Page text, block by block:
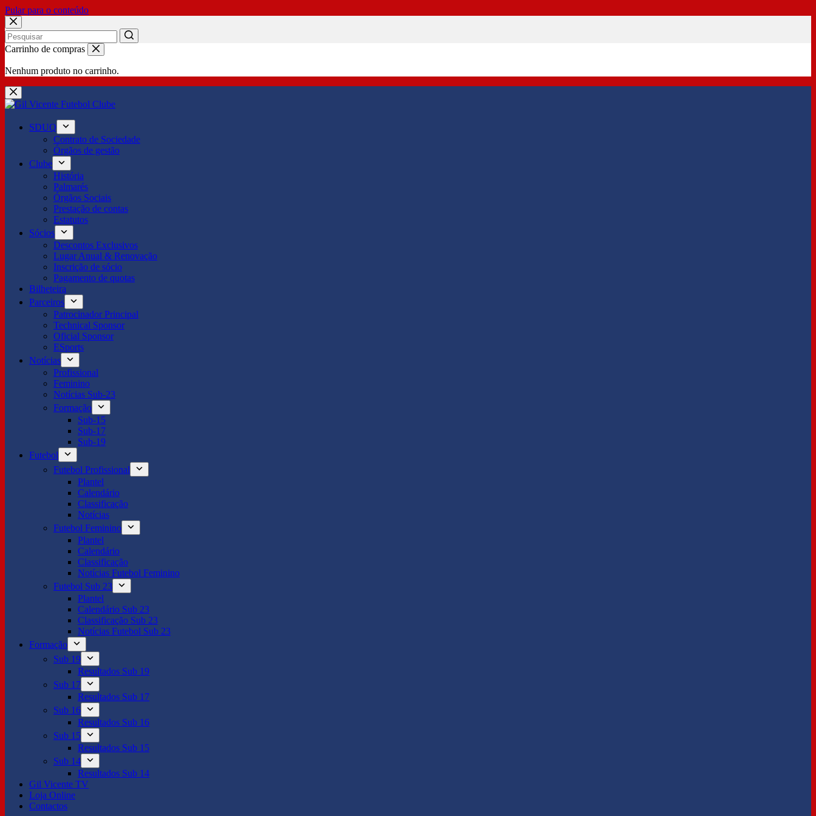
Pular para o conteúdo
No
Carrinho de compras
Nenhum produto no carrinho.
SDUQ
Contrato de Sociedade
Órgãos de gestão
Clube
História
Palmarés
Órgãos Sociais
Prestação de contas
Estatutos
Sócios
Descontos Exclusivos
Lugar Anual & Renovação
Inscrição de sócio
Pagamento de quotas
Bilheteira
Parceiros
Patrocinador Principal
Technical Sponsor
Oficial Sponsor
ESports
Notícias
Profissional
Feminino
Notícias Sub-23
Formação
Sub-15
Sub-17
Sub-19
Futebol
Futebol Profissional
Plantel
Calendário
Classificação
Notícias
Futebol Feminino
Plantel
Calendário
Classificação
Notícias Futebol Feminino
Futebol Sub 23
Plantel
Calendário Sub 23
Classificação Sub 23
Notícias Futebol Sub 23
Formação
Sub 19
Resultados Sub 19
Sub 17
Resultados Sub 17
Sub 16
Resultados Sub 16
Sub 15
Resultados Sub 15
Sub 14
Resultados Sub 14
Gil Vicente TV
Loja Online
Contactos